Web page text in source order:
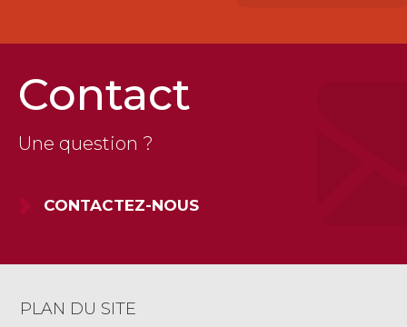
Contact
Une question ?
CONTACTEZ-NOUS
PLAN DU SITE